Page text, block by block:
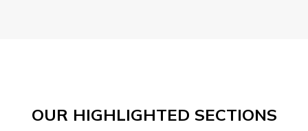
OUR HIGHLIGHTED SECTIONS